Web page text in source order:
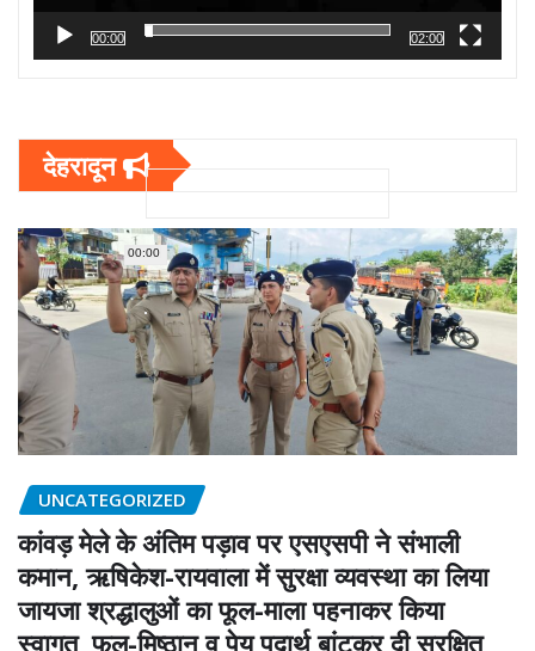
00:00
00:00
02:00
देहरादून
UNCATEGORIZED
कांवड़ मेले के अंतिम पड़ाव पर एसएसपी ने संभाली
कमान, ऋषिकेश-रायवाला में सुरक्षा व्यवस्था का लिया
जायजा श्रद्धालुओं का फूल-माला पहनाकर किया
स्वागत, फल-मिष्ठान व पेय पदार्थ बांटकर दी सुरक्षित